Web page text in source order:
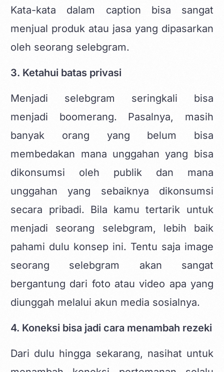
Kata-kata dalam caption bisa sangat
menjual produk atau jasa yang dipasarkan
oleh seorang selebgram.
3. Ketahui batas privasi
Menjadi selebgram seringkali bisa
menjadi boomerang. Pasalnya, masih
banyak orang yang belum bisa
membedakan mana unggahan yang bisa
dikonsumsi oleh publik dan mana
unggahan yang sebaiknya dikonsumsi
secara pribadi. Bila kamu tertarik untuk
menjadi seorang selebgram, lebih baik
pahami dulu konsep ini. Tentu saja image
seorang selebgram akan sangat
bergantung dari foto atau video apa yang
diunggah melalui akun media sosialnya.
4. Koneksi bisa jadi cara menambah rezeki
Dari dulu hingga sekarang, nasihat untuk